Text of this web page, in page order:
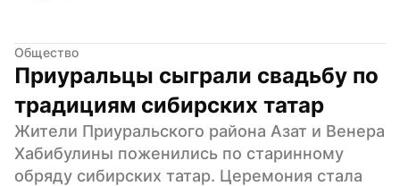
Общество
Приуральцы сыграли свадьбу по
традициям сибирских татар
Жители Приуральского района Азат и Венера
Хабибулины поженились по старинному
обряду сибирских татар. Церемония стала